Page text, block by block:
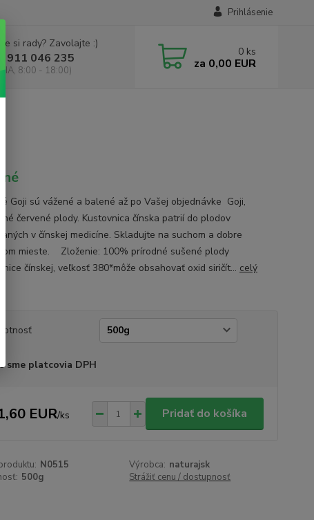
Prihlásenie
si rady? Zavolajte :)
911 046 235
PIA, 8:00 - 18:00)
0 ks
za 0,00 EUR
Goji sú vážené a balené až po Vašej objednávke Goji,
červené plody. Kustovnica čínska patrií do plodov
v čínskej medicíne. Skladujte na suchom a dobre
mieste. Zloženie: 100% prírodné sušené plody
čínskej, veľkosť 380*môže obsahovať oxid siričít... celý
sme platcovia DPH
EUR/ks Pridať do košíka
N0515 Výrobca: naturajsk
500g Strážiť cenu / dostupnosť